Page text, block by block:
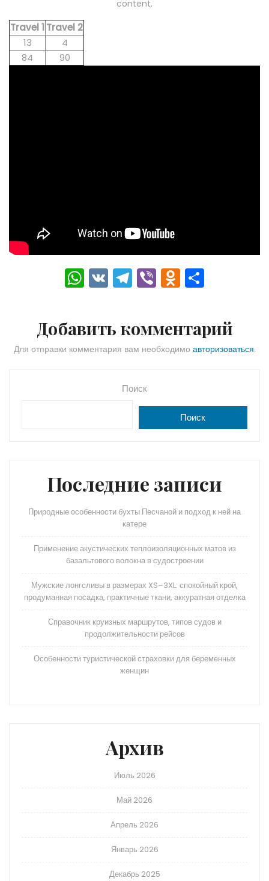
content.
Travel 1Travel 2
13
4
84
90
W
h
ts
A
V
K
T
el
gr
a
Vi
b
O
d
o
kl
s
ni
а
в
Добавить комментарий
Для отправки комментария вам необходимо авторизоваться.
Поиск
Поиск
Последние записи
Природные особенности бухты Песчаной и подход к ней на
катере
Применение акустических теплоизоляционных матов из
базальтового волокна в судостроении
Мужские лонгсливы в размерах XS–3XL: спокойный крой,
продуманная посадка, практичные ткани, аккуратная отделка
Справочник круизных маршрутов, типов судов и
продолжительности рейсов
Особенности туристической страховки для беременных
женщин
Архив
Июль 2026
Май 2026
Апрель 2026
Январь 2026
Декабрь 2025